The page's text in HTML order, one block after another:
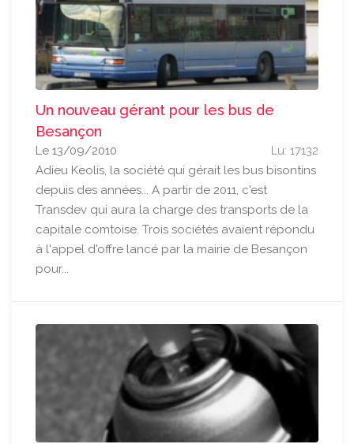
Un nouveau gérant pour les bus de
Besançon
Lu: 17132
Le 13/09/2010
Adieu Keolis, la société qui gérait les bus bisontins
depuis des années... A partir de 2011, c'est
Transdev qui aura la charge des transports de la
capitale comtoise. Trois sociétés avaient répondu
à l'appel d'offre lancé par la mairie de Besançon
pour...